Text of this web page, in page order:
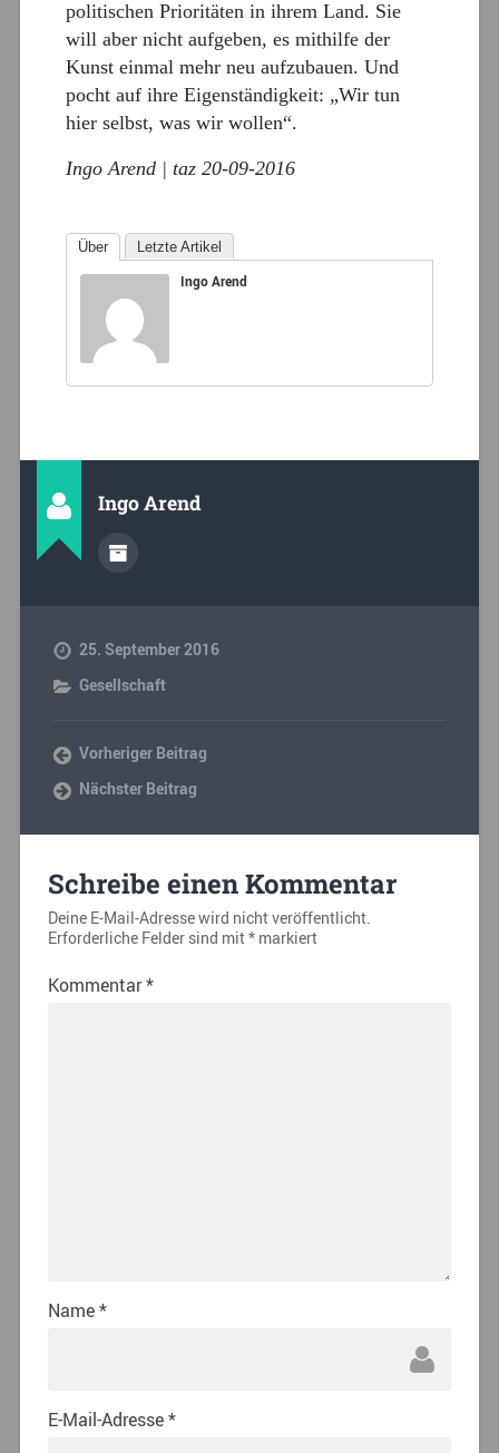
politischen Prioritäten in ihrem Land. Sie
will aber nicht aufgeben, es mithilfe der
Kunst einmal mehr neu aufzubauen. Und
pocht auf ihre Eigenständigkeit: „Wir tun
hier selbst, was wir wollen“.
Ingo Arend | taz 20-09-2016
Über Letzte Artikel
Ingo Arend
Ingo Arend
25. September 2016
Gesellschaft
Vorheriger Beitrag
Nächster Beitrag
Schreibe einen Kommentar
Deine E-Mail-Adresse wird nicht veröffentlicht.
Erforderliche Felder sind mit*markiert
Kommentar*
Name*
E-Mail-Adresse*